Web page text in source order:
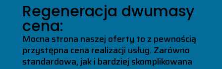
Regeneracja dwumasy
cena:
Mocna strona naszej oferty to z pewnością
przystępna cena realizacji usług. Zarówno
standardowa, jak i bardziej skomplikowana